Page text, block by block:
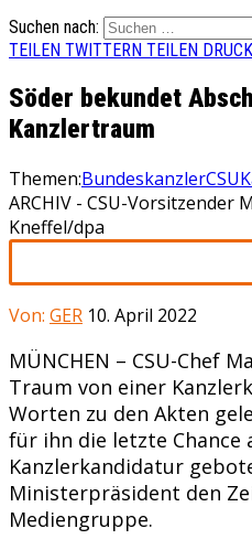
Suchen nach:
TEILEN TWITTERN TEILEN
Söder bekundet
Kanzlertraum
Themen:BundeskanzlerCSU
ARCHIV - CSU-Vorsitzender
Kneffel/dpa
Von: GER 10. April 2022
MÜNCHEN – CSU-Chef
Traum von einer
Worten zu den Akten
für ihn die letzte Chance
Kanzlerkandidatur
Ministerpräsident den
Mediengruppe.